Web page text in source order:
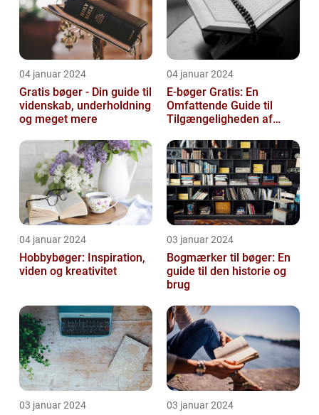
04 januar 2024
Gratis bøger - Din guide til
videnskab, underholdning
og meget mere
04 januar 2024
E-bøger Gratis: En
Omfattende Guide til
Tilgængeligheden af
04 januar 2024
Hobbybøger: Inspiration,
viden og kreativitet
03 januar 2024
Bogmærker til bøger: En
guide til den historie og
brug
03 januar 2024 03 januar 2024